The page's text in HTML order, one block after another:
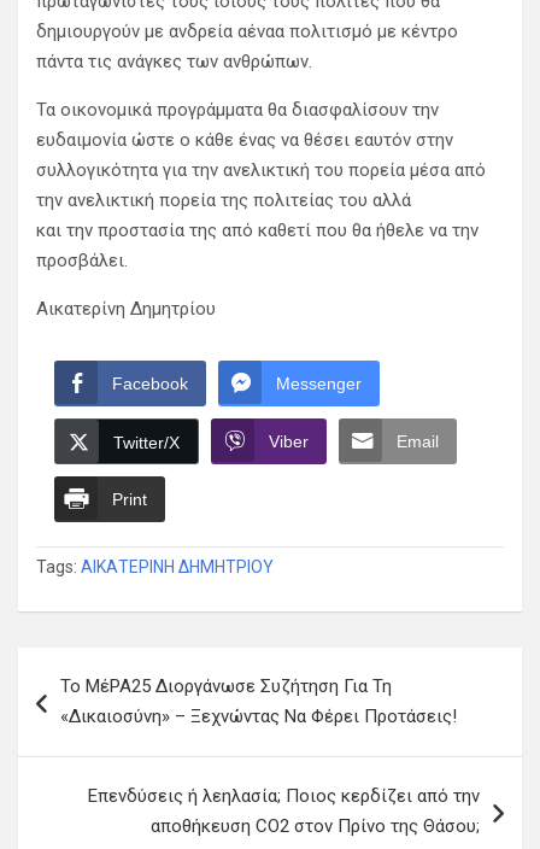
δημιουργούν με ανδρεία αέναα πολιτισμό με κέντρο
πάντα τις ανάγκες των ανθρώπων.
Τα οικονομικά προγράμματα θα διασφαλίσουν την
ευδαιμονία ώστε ο κάθε ένας να θέσει εαυτόν στην
συλλογικότητα για την ανελικτική του πορεία μέσα από
την ανελικτική πορεία της πολιτείας του αλλά
και την προστασία της από καθετί που θα ήθελε να την
προσβάλει.
Αικατερίνη Δημητρίου
Facebook Messenger
Twitter/X Viber Email
Print
Tags: ΑΙΚΑΤΕΡΙΝΗ ΔΗΜΗΤΡΙΟΥ
άρθρων
Το ΜέΡΑ25 Διοργάνωσε Συζήτηση Για Τη
«Δικαιοσύνη» – Ξεχνώντας Να Φέρει Προτάσεις!
Επενδύσεις ή λεηλασία; Ποιος κερδίζει από την
αποθήκευση CO2 στον Πρίνο της Θάσου;